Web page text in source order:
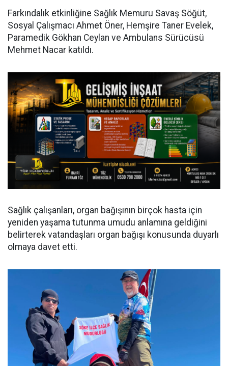
Farkındalık etkinliğine Sağlık Memuru Savaş Söğüt,
Sosyal Çalışmacı Ahmet Öner, Hemşire Taner Evelek,
Paramedik Gökhan Ceylan ve Ambulans Sürücüsü
Mehmet Nacar katıldı.
Sağlık çalışanları, organ bağışının birçok hasta için
yeniden yaşama tutunma umudu anlamına geldiğini
belirterek vatandaşları organ bağışı konusunda duyarlı
olmaya davet etti.